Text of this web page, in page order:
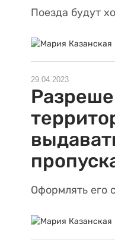
Поезда будут
29.04.2023
Оформлять его